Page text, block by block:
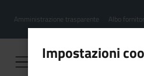
contenuto
Menu
hamburgher
Amministrazione trasparente Albo
Impostazioni